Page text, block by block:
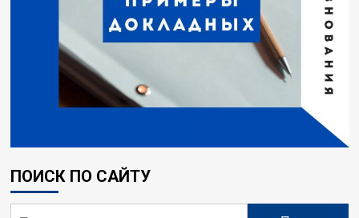
ПОИСК ПО САЙТУ